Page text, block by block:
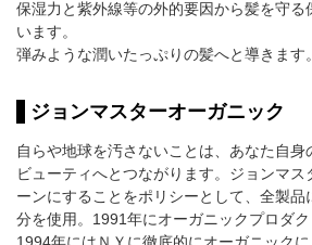
保湿力と紫外線等の外的要因から髪を守る
います。
弾みような潤いたっぷりの髪へと導きます。
ジョンマスターオーガニック
自らや地球を汚さないことは、あなた自
ビューティへとつながります。ジョンマス
ーンにすることをポリシーとして、全製
分を使用。1991年にオーガニックプロダク